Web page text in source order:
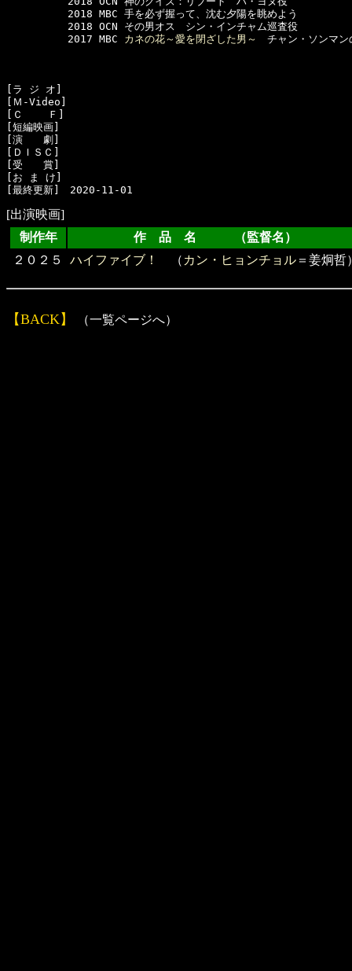
2018 MBC 手を必ず握って、沈む夕陽を眺めよう
2018 OCN その男オス　シン・インチャム巡査役
2017 MBC カネの花～愛を閉ざした男～ チャン・ソンマン
[ラ ジ オ]
[Ｍ-Video]
[Ｃ    Ｆ]
[短編映画]
[演　　劇]
[ＤＩＳＣ]
[受　　賞]
[お ま け]
[出演映画]
制作年
作 品 名 （監督名）
２０２５
ハイファイブ！ （ カン・ヒョンチョル ＝姜炯哲
【BACK】 （一覧ページへ）